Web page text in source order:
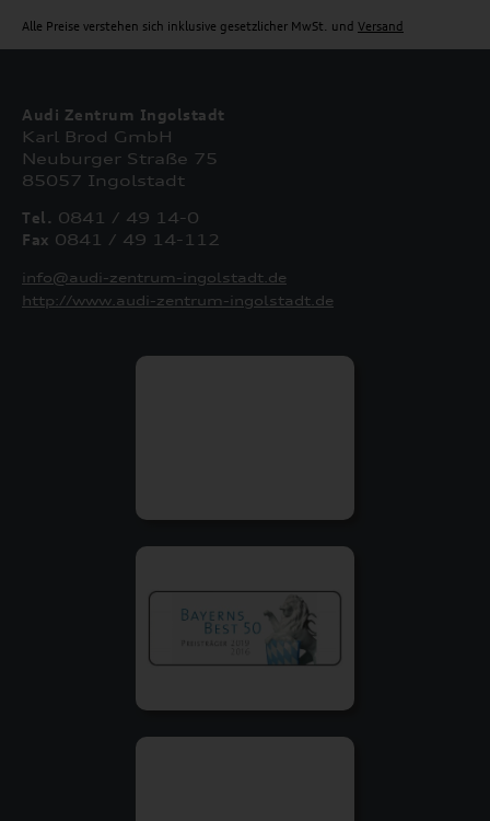
Alle Preise verstehen sich inklusive gesetzlicher MwSt. und Versand
Audi Zentrum Ingolstadt
Karl Brod GmbH
Neuburger Straße 75
85057 Ingolstadt
Tel. 0841 / 49 14-0
Fax 0841 / 49 14-112
info@audi-zentrum-ingolstadt.de
http://www.audi-zentrum-ingolstadt.de